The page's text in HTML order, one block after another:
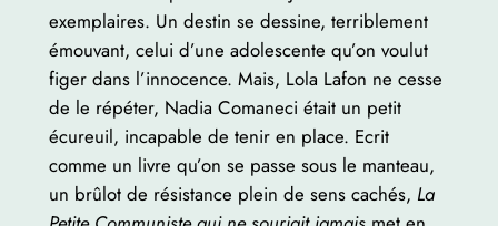
exemplaires. Un destin se dessine, terriblement
émouvant, celui d’une adolescente qu’on voulut
figer dans l’inno­cence. Mais, Lola Lafon ne cesse
de le répéter, Nadia Comaneci était un petit
écureuil, incapable de tenir en place. Ecrit
comme un livre qu’on se passe sous le manteau,
un brûlot de résistance plein de sens cachés, La